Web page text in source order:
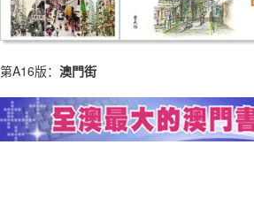
第A16版： 澳門街